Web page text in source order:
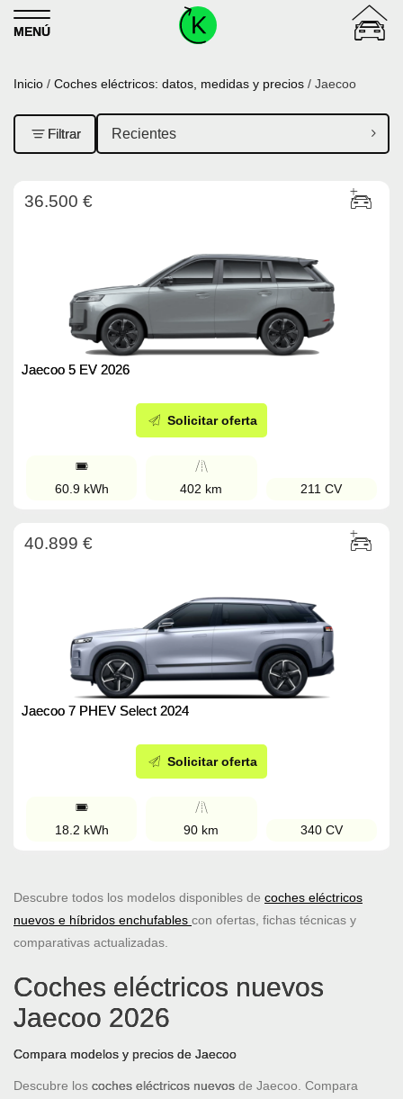
Skip to content
MENÚ
Inicio / Coches eléctricos: datos, medidas y precios / Jaecoo
Filtrar
36.500 €
Jaecoo 5 EV 2026
Solicitar oferta
60.9 kWh 402 km 211 CV
40.899 €
Jaecoo 7 PHEV Select 2024
Solicitar oferta
18.2 kWh 90 km 340 CV
Descubre todos los modelos disponibles de coches eléctricos
nuevos e híbridos enchufables con ofertas, fichas técnicas y
comparativas actualizadas.
Coches eléctricos nuevos
Jaecoo 2026
Compara modelos y precios de Jaecoo
Descubre los coches eléctricos nuevos de Jaecoo. Compara